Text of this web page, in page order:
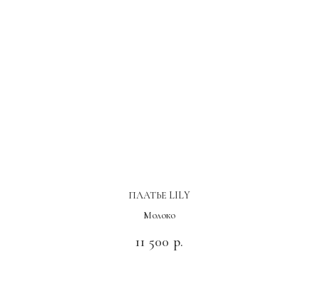
ПЛАТЬЕ LILY
Молоко
11 500 р.